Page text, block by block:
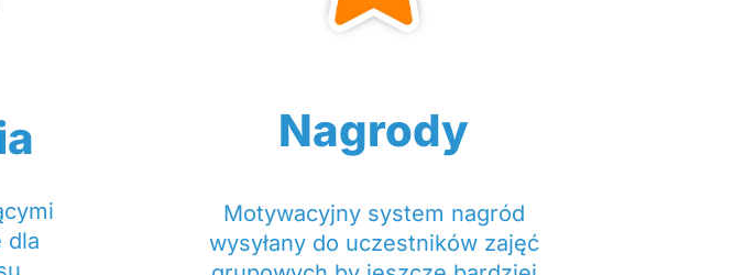
dla
Nagrody
Motywacyjny system nagród
wysyłany do uczestników zajęć